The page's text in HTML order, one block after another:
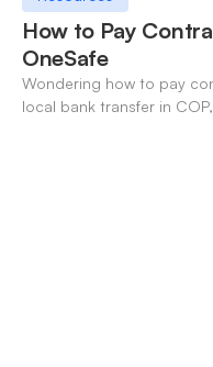
How to Pay
OneSafe
Wondering how to pay
local bank transfer in